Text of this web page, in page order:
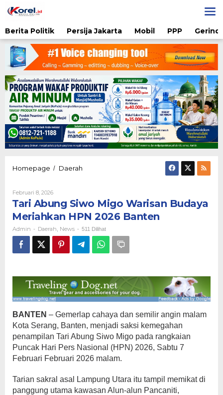
ke
Berita Politik
Persija Jakarta Mobil PPP
Homepage / Daerah
Warisan
Budaya
Meriahkan
HPN
2026
Banten
Februari 8, 2026Oleh
Tari Abung Siwo Migo Warisan Budaya
Meriahkan HPN 2026 Banten
Admin - Daerah News - 511 Dilihat
BANTEN – Gemerlap cahaya dan semilir angin malam
Kota Serang, Banten, menjadi saksi kemegahan
penampilan Tari Abung Siwo Migo pada rangkaian
Puncak Hari Pers Nasional (HPN) 2026, Sabtu 7
Februari Februari 2026 malam.
Tarian sakral asal Lampung Utara itu tampil memikat di
panggung utama kawasan Alun-alun Pancaniti,